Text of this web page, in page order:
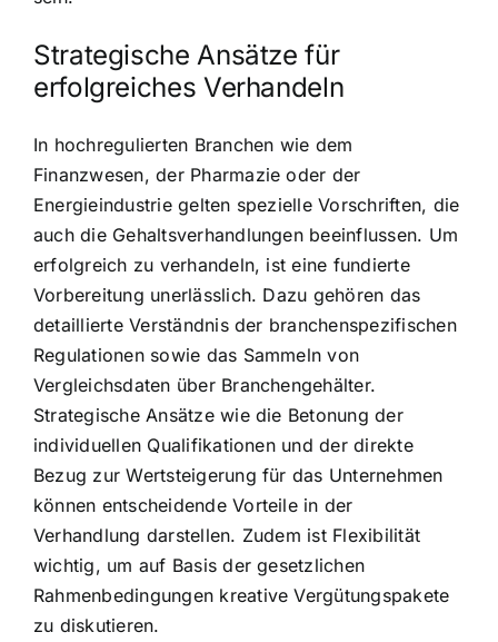
Strategische Ansätze für
erfolgreiches Verhandeln
In hochregulierten Branchen wie dem
Finanzwesen, der Pharmazie oder der
Energieindustrie gelten spezielle Vorschriften, die
auch die Gehaltsverhandlungen beeinflussen. Um
erfolgreich zu verhandeln, ist eine fundierte
Vorbereitung unerlässlich. Dazu gehören das
detaillierte Verständnis der branchenspezifischen
Regulationen sowie das Sammeln von
Vergleichsdaten über Branchengehälter.
Strategische Ansätze wie die Betonung der
individuellen Qualifikationen und der direkte
Bezug zur Wertsteigerung für das Unternehmen
können entscheidende Vorteile in der
Verhandlung darstellen. Zudem ist Flexibilität
wichtig, um auf Basis der gesetzlichen
Rahmenbedingungen kreative Vergütungspakete
zu diskutieren.